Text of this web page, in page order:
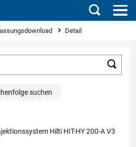
Suchen
Detail
suchen
Hilti HIT-HY 200-A V3